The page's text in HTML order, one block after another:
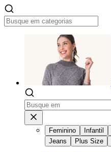
Feminino Infantil
Jeans
Plus Size